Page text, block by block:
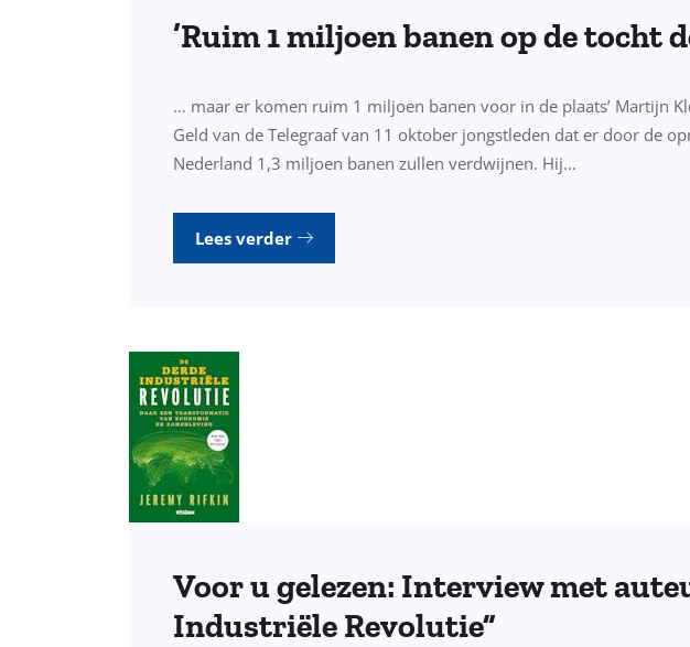
’Ruim 1 miljoen banen op de tocht
… maar er komen ruim 1 miljoen banen voor in de plaats’ Martijn
Geld van de Telegraaf van 11 oktober jongstleden dat er door de
Nederland 1,3 miljoen banen zullen verdwijnen. Hij…
Lees verder
Voor u gelezen: Interview met
Industriële Revolutie”